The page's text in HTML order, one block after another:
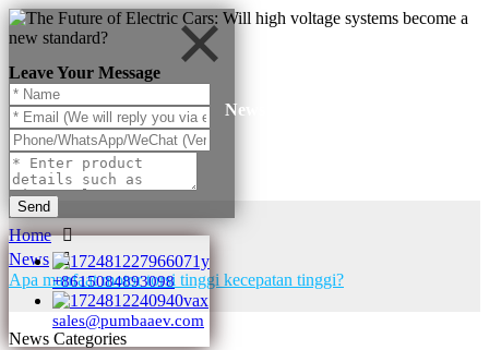
Leave Your Message
Send
+8615084893098
sales@pumbaaev.com
News
Home
News
Apa manfaat motor torsi tinggi kecepatan tinggi?
News Categories